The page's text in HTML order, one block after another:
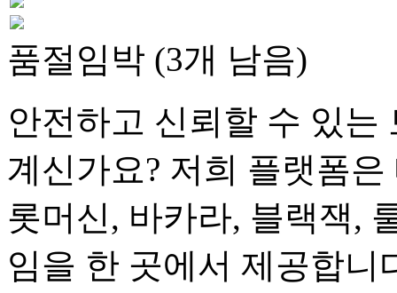
품절임박 (3개 남음)
안전하고 신뢰할 수 있는
계신가요? 저희 플랫폼
롯머신, 바카라, 블랙잭,
임을 한 곳에서 제공합니